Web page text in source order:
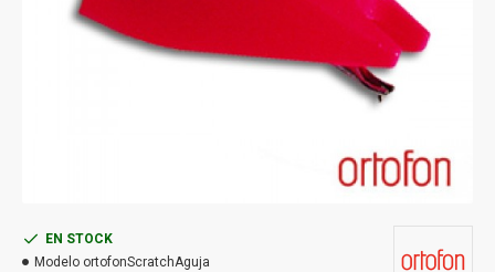
EN STOCK
Modelo ortofonScratchAguja